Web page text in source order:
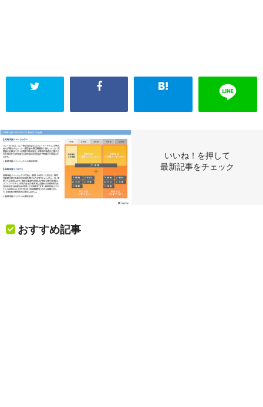
いいね！を押して
最新記事をチェック
おすすめ記事